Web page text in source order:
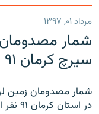
مرداد ۰۱, ۱۳۹۷
شمار
سیرچ کرمان ۹۱ نفر اعلام شد
شمار مصدومان زمین
در استان کرمان ۹۱ نفر اعلام شد.